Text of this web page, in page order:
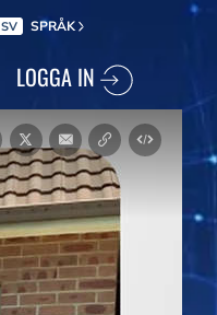
SV SPRÅK
LOGGA IN